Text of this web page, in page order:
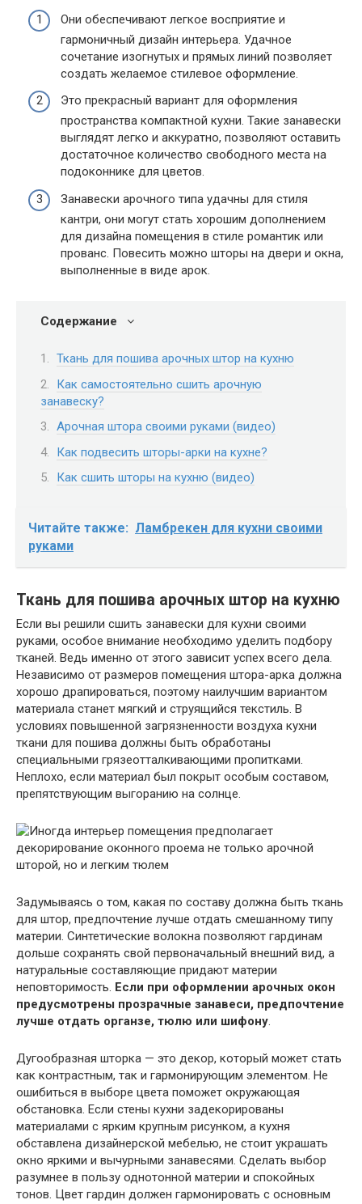
Они обеспечивают легкое восприятие и
гармоничный дизайн интерьера. Удачное
сочетание изогнутых и прямых линий позволяет
создать желаемое стилевое оформление.
Это прекрасный вариант для оформления
пространства компактной кухни. Такие занавески
выглядят легко и аккуратно, позволяют оставить
достаточное количество свободного места на
подоконнике для цветов.
Занавески арочного типа удачны для стиля
кантри, они могут стать хорошим дополнением
для дизайна помещения в стиле романтик или
прованс. Повесить можно шторы на двери и окна,
выполненные в виде арок.
Содержание
Ткань для пошива арочных штор на кухню
Как самостоятельно сшить арочную
занавеску?
Арочная штора своими руками (видео)
Как подвесить шторы-арки на кухне?
Как сшить шторы на кухню (видео)
Читайте также: Ламбрекен для кухни своими
руками
Ткань для пошива арочных штор на кухню
Если вы решили сшить занавески для кухни своими
руками, особое внимание необходимо уделить подбору
тканей. Ведь именно от этого зависит успех всего дела.
Независимо от размеров помещения штора-арка должна
хорошо драпироваться, поэтому наилучшим вариантом
материала станет мягкий и струящийся текстиль. В
условиях повышенной загрязненности воздуха кухни
ткани для пошива должны быть обработаны
специальными грязеотталкивающими пропитками.
Неплохо, если материал был покрыт особым составом,
препятствующим выгоранию на солнце.
Задумываясь о том, какая по составу должна быть ткань
для штор, предпочтение лучше отдать смешанному типу
материи. Синтетические волокна позволяют гардинам
дольше сохранять свой первоначальный внешний вид, а
натуральные составляющие придают материи
неповторимость. Если при оформлении арочных окон
предусмотрены прозрачные занавеси, предпочтение
лучше отдать органзе, тюлю или шифону.
Дугообразная шторка — это декор, который может стать
как контрастным, так и гармонирующим элементом. Не
ошибиться в выборе цвета поможет окружающая
обстановка. Если стены кухни задекорированы
материалами с ярким крупным рисунком, а кухня
обставлена дизайнерской мебелью, не стоит украшать
окно яркими и вычурными занавесями. Сделать выбор
разумнее в пользу однотонной материи и спокойных
тонов. Цвет гардин должен гармонировать с основным